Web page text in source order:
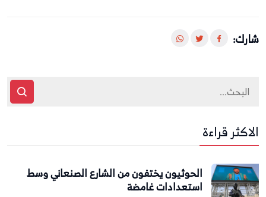
شارك:
الاكثر قراءة
الحوثيون يختفون من الشارع الصنعاني وسط
استعدادات غامضة